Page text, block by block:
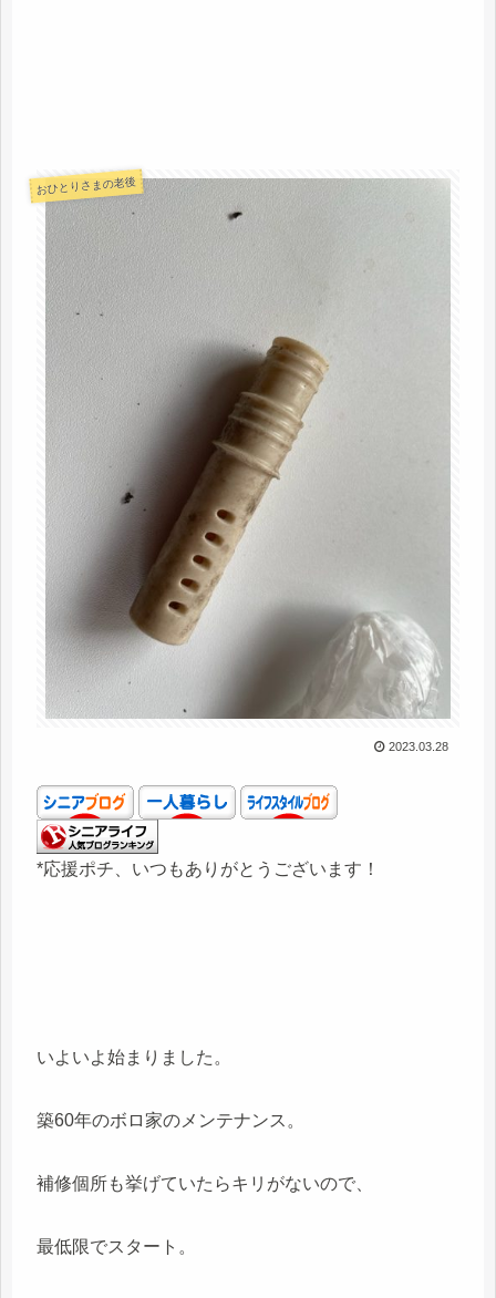
おひとりさまの老後
2023.03.28
*応援ポチ、いつもありがとうございます！
いよいよ始まりました。
築60年のボロ家のメンテナンス。
補修個所も挙げていたらキリがないので、
最低限でスタート。